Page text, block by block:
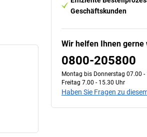
Geschäftskunden
Wir helfen Ihnen gerne
0800-205800
Montag bis Donnerstag 07.00 -
Freitag 7.00 - 15.30 Uhr
Haben Sie Fragen zu